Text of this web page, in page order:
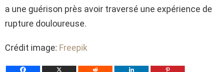
a une guérison près avoir traversé une expérience de
rupture douloureuse.
Crédit image: Freepik